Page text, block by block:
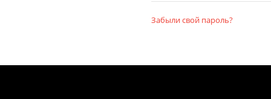
Забыли свой пароль?